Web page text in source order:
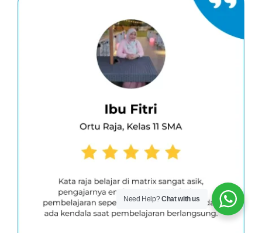
Need Help?Chat with us